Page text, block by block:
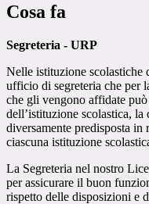
Cosa fa
Segreteria - URP
Nelle istituzione scolastiche
ufficio di segreteria che per
che gli vengono affidate può
dell’istituzione scolastica, la
diversamente predisposta
ciascuna istituzione
La Segreteria nel nostro
per assicurare il buon
rispetto delle disposizioni e